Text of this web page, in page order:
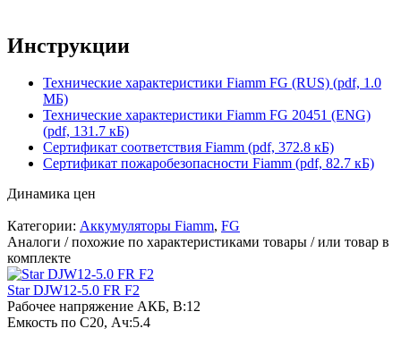
Инструкции
Технические характеристики Fiamm FG (RUS) (pdf, 1.0
МБ)
Технические характеристики Fiamm FG 20451 (ENG)
(pdf, 131.7 кБ)
Сертификат соответствия Fiamm (pdf, 372.8 кБ)
Сертификат пожаробезопасности Fiamm (pdf, 82.7 кБ)
Динамика цен
Категории: Аккумуляторы Fiamm, FG
Аналоги / похожие по характеристиками товары / или товар в
комплекте
Star DJW12-5.0 FR F2
Рабочее напряжение АКБ, B:12
Емкость по С20, Ач:5.4